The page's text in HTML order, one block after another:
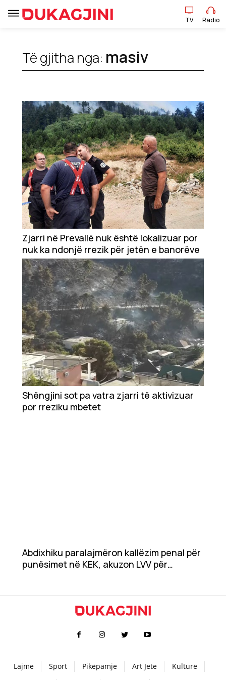
Sport
Pikëpamje
Art Jete
Kulturë
Showbiz
Ekonomi
Teknologji
Udhëtime
DuVideo
TV Radio
Të gjitha nga: masiv
Zjarri në Prevallë nuk është lokalizuar por
nuk ka ndonjë rrezik për jetën e banorëve
Shëngjini sot pa vatra zjarri të aktivizuar
por rreziku mbetet
Abdixhiku paralajmëron kallëzim penal për
punësimet në KEK, akuzon LVV për
Lajme Sport Pikëpamje Art Jete
Kulturë